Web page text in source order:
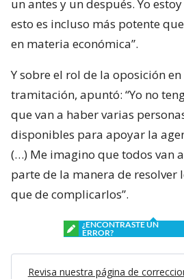
un antes y un después. Yo
esto es incluso más potente
en materia económica”.
Y sobre el rol de la oposición
tramitación, apuntó: “Yo no
que van a haber varias
disponibles para apoyar la
(…) Me imagino que todos van
parte de la manera de resolver
que de complicarlos”.
¿ENCONTRASTE UN
ERROR?
Revisa nuestra página de